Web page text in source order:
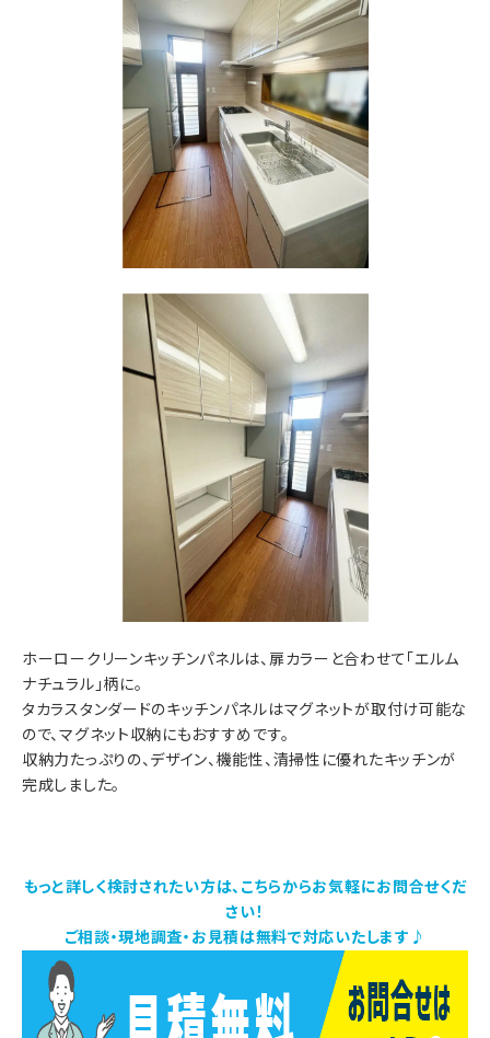
ホーロークリーンキッチンパネルは、扉カラーと合わせて「エルム
ナチュラル」柄に。
タカラスタンダードのキッチンパネルはマグネットが取付け可能な
ので、マグネット収納にもおすすめです。
収納力たっぷりの、デザイン、機能性、清掃性に優れたキッチンが
完成しました。
もっと詳しく検討されたい方は、こちらからお気軽にお問合せくだ
さい！
ご相談・現地調査・お見積は無料で対応いたします♪